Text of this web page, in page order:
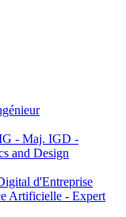
- Maj. IGD -
and Design
d'Entreprise
Artificielle - Expert